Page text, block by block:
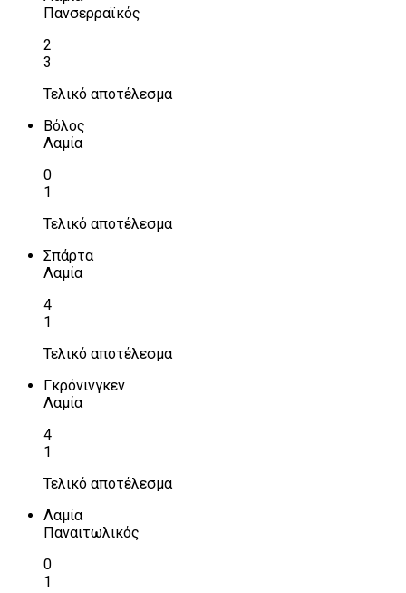
Πανσερραϊκός
2
3
Τελικό αποτέλεσμα
Βόλος
Λαμία
0
1
Τελικό αποτέλεσμα
Σπάρτα
Λαμία
4
1
Τελικό αποτέλεσμα
Γκρόνινγκεν
Λαμία
4
1
Τελικό αποτέλεσμα
Λαμία
Παναιτωλικός
0
1